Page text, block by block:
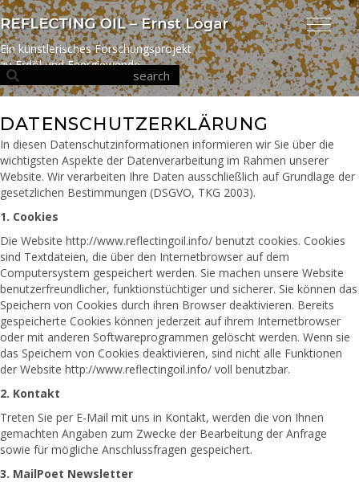
Ein künstlerisches Forschungsprojekt
zu Erdöl und Energiewende
DATENSCHUTZERKLÄRUNG
In diesen Datenschutzinformationen informieren wir Sie über die
wichtigsten Aspekte der Datenverarbeitung im Rahmen unserer
Website. Wir verarbeiten Ihre Daten ausschließlich auf Grundlage der
gesetzlichen Bestimmungen (DSGVO, TKG 2003).
1. Cookies
Die Website http://www.reflectingoil.info/ benutzt cookies. Cookies
sind Textdateien, die über den Internetbrowser auf dem
Computersystem gespeichert werden. Sie machen unsere Website
benutzerfreundlicher, funktionstüchtiger und sicherer. Sie können das
Speichern von Cookies durch ihren Browser deaktivieren. Bereits
gespeicherte Cookies können jederzeit auf ihrem Internetbrowser
oder mit anderen Softwareprogrammen gelöscht werden. Wenn sie
das Speichern von Cookies deaktivieren, sind nicht alle Funktionen
der Website http://www.reflectingoil.info/ voll benutzbar.
2. Kontakt
Treten Sie per E-Mail mit uns in Kontakt, werden die von Ihnen
gemachten Angaben zum Zwecke der Bearbeitung der Anfrage
sowie für mögliche Anschlussfragen gespeichert.
3. MailPoet Newsletter